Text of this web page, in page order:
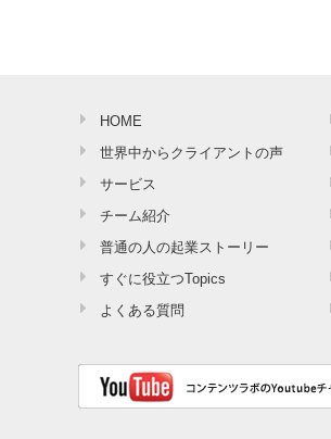
HOME
世界中からクライアントの声
サービス
チーム紹介
普通の人の起業ストーリー
すぐに役立つTopics
よくある質問